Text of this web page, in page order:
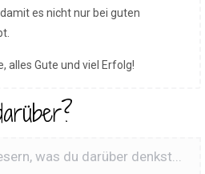
es nicht nur bei guten
alles Gute und viel Erfolg!